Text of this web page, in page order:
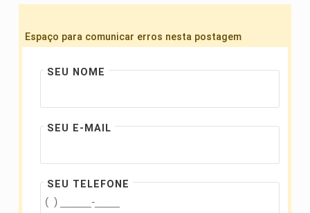
Espaço para comunicar erros nesta postagem
SEU NOME
SEU E-MAIL
SEU TELEFONE